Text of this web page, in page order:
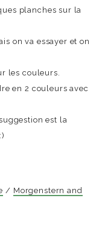
planches sur la
on va essayer et on
les couleurs.
en 2 couleurs avec
est la
/ Morgenstern and